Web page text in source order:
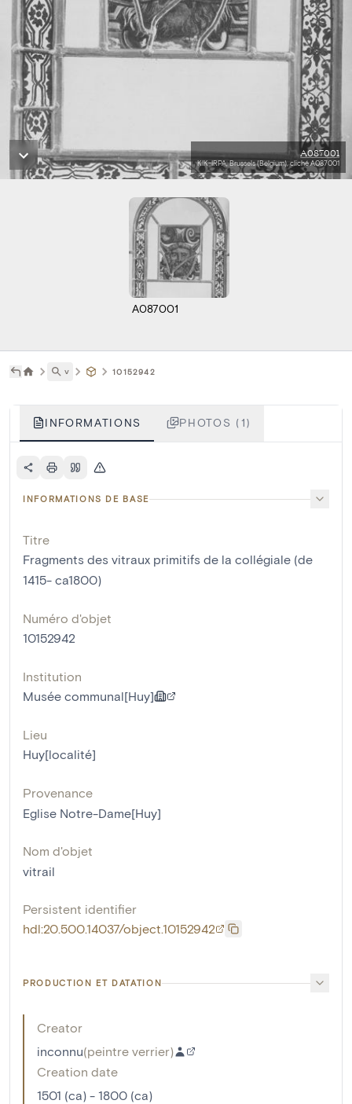
A087001
KIK-IRPA, Brussels (Belgium), cliché A087001
A087001
˅ 10152942
INFORMATIONS PHOTOS (1)
INFORMATIONS DE BASE
Titre
Fragments des vitraux primitifs de la collégiale (de
1415- ca1800)
Numéro d'objet
10152942
Institution
Musée communal[Huy]
Lieu
Huy[localité]
Provenance
Eglise Notre-Dame[Huy]
Nom d'objet
vitrail
Persistent identifier
hdl:20.500.14037/object.10152942
PRODUCTION ET DATATION
Creator
inconnu(peintre verrier)
Creation date
1501 (ca) - 1800 (ca)